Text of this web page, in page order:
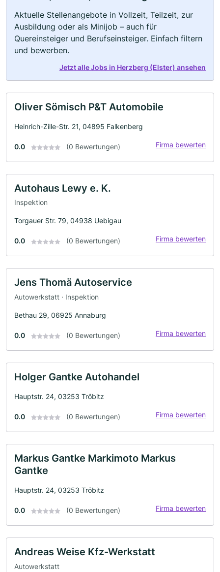
Aktuelle Stellenangebote in Vollzeit, Teilzeit, zur
Ausbildung oder als Minijob – auch für
Quereinsteiger und Berufseinsteiger. Einfach filtern
und bewerben.
Jetzt alle Jobs in Herzberg (Elster) ansehen
Oliver Sömisch P&T Automobile
Heinrich-Zille-Str. 21, 04895 Falkenberg
0.0 (0 Bewertungen) Firma bewerten
Autohaus Lewy e. K.
Inspektion
Torgauer Str. 79, 04938 Uebigau
0.0 (0 Bewertungen) Firma bewerten
Jens Thomä Autoservice
Autowerkstatt · Inspektion
Bethau 29, 06925 Annaburg
0.0 (0 Bewertungen) Firma bewerten
Holger Gantke Autohandel
Hauptstr. 24, 03253 Tröbitz
0.0 (0 Bewertungen) Firma bewerten
Markus Gantke Markimoto Markus
Gantke
Hauptstr. 24, 03253 Tröbitz
0.0 (0 Bewertungen) Firma bewerten
Andreas Weise Kfz-Werkstatt
Autowerkstatt